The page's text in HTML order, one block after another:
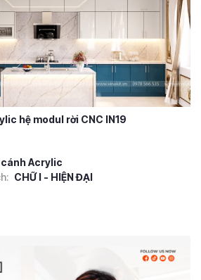
hệ modul rời CNC IN19
Acrylic
CHỮ I - HIỆN ĐẠI